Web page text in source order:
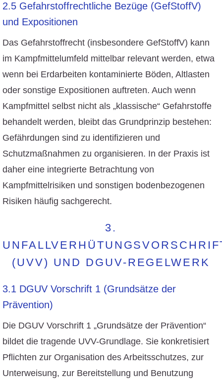
2.5 Gefahrstoffrechtliche Bezüge (GefStoffV)
und Expositionen
Das Gefahrstoffrecht (insbesondere GefStoffV) kann
im Kampfmittelumfeld mittelbar relevant werden, etwa
wenn bei Erdarbeiten kontaminierte Böden, Altlasten
oder sonstige Expositionen auftreten. Auch wenn
Kampfmittel selbst nicht als „klassische“ Gefahrstoffe
behandelt werden, bleibt das Grundprinzip bestehen:
Gefährdungen sind zu identifizieren und
Schutzmaßnahmen zu organisieren. In der Praxis ist
daher eine integrierte Betrachtung von
Kampfmittelrisiken und sonstigen bodenbezogenen
Risiken häufig sachgerecht.
3.
(UVV) UND DGUV-REGELWERK
3.1 DGUV Vorschrift 1 (Grundsätze der
Prävention)
Die DGUV Vorschrift 1 „Grundsätze der Prävention“
bildet die tragende UVV-Grundlage. Sie konkretisiert
Pflichten zur Organisation des Arbeitsschutzes, zur
Unterweisung, zur Bereitstellung und Benutzung